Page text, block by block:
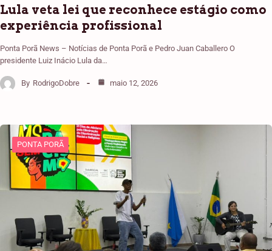
Lula veta lei que reconhece estágio como
experiência profissional
Ponta Porã News – Notícias de Ponta Porã e Pedro Juan Caballero O
presidente Luiz Inácio Lula da…
By RodrigoDobre maio 12, 2026
PONTA PORÃ